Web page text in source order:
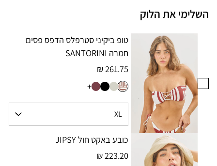
השלימי את הלוק
טופ ביקיני סטרפלס הדפס פסים
חמרה SANTORINI
261.75 ₪
+
כובע באקט חול JIPSY
223.20 ₪